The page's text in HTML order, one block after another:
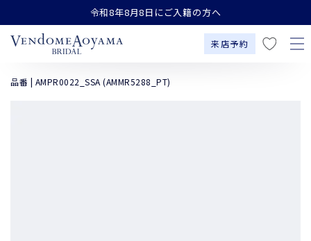
コンテンツにスキップす令和8年8月8日にご入籍の方へ
来店予約
気
に
品番 | AMPR0022_SSA (AMMR5288_PT)